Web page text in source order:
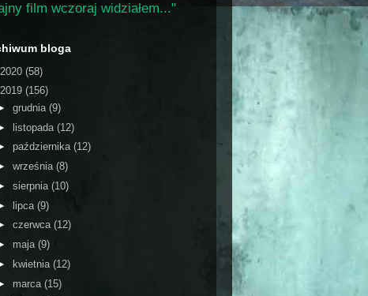
film wczoraj widziałem..."
bloga
2020 (58)
2019 (156)
grudnia (9)
listopada (12)
października (12)
września (8)
sierpnia (10)
lipca (9)
czerwca (12)
maja (9)
kwietnia (12)
marca (15)